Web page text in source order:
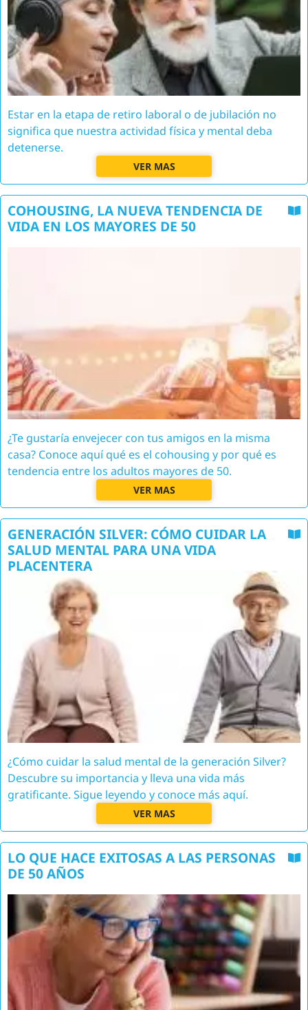
Estar en la etapa de retiro laboral o de jubilación no
significa que nuestra actividad física y mental deba
detenerse.
VER MAS
COHOUSING, LA NUEVA TENDENCIA DE
VIDA EN LOS MAYORES DE 50
¿Te gustaría envejecer con tus amigos en la misma
casa? Conoce aquí qué es el cohousing y por qué es
tendencia entre los adultos mayores de 50.
VER MAS
GENERACIÓN SILVER: CÓMO CUIDAR LA
SALUD MENTAL PARA UNA VIDA
PLACENTERA
¿Cómo cuidar la salud mental de la generación Silver?
Descubre su importancia y lleva una vida más
gratificante. Sigue leyendo y conoce más aquí.
VER MAS
LO QUE HACE EXITOSAS A LAS PERSONAS
DE 50 AÑOS
Image